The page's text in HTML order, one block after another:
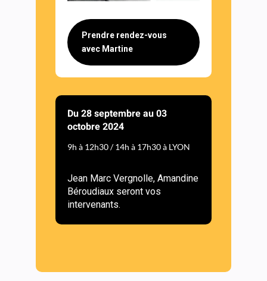
Prendre rendez-vous
avec Martine
Du 28 septembre au 03
octobre 2024
9h à 12h30 / 14h à 17h30 à LYON
Jean Marc Vergnolle, Amandine
Béroudiaux seront vos
intervenants.